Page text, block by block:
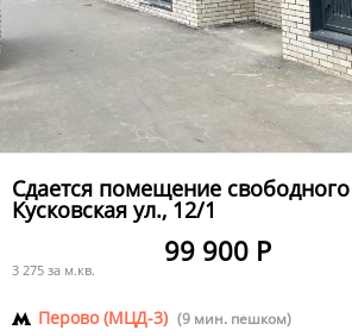
Сдается помещение
Кусковская ул., 12/1
99 900 Р
3 275 за м.кв.
Перово (МЦД-3) (9 мин. пешком)